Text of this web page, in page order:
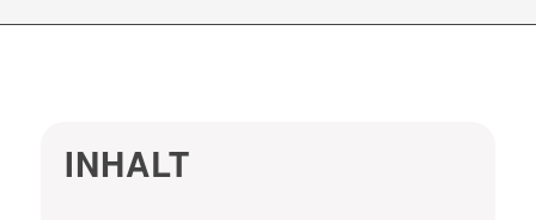
INHALT